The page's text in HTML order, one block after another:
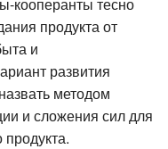
продукта от
и
развития
методом
и сложения сил для
продукта.